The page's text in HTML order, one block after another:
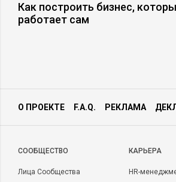
Как построить бизнес,
работает сам
О ПРОЕКТЕ F.A.Q. РЕКЛАМА
CООБЩЕСТВО
Лица Сообщества
КАРЬЕРА
HR-